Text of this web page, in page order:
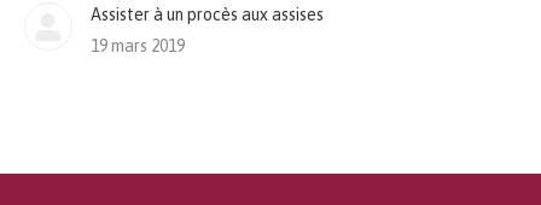
Assister à un procès aux assises
19 mars 2019